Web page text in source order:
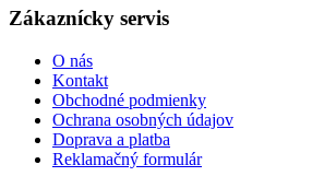
Zákaznícky servis
O nás
Kontakt
Obchodné podmienky
Ochrana osobných údajov
Doprava a platba
Reklamačný formulár